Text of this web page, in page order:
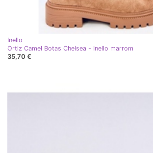
Inello
Ortiz Camel Botas Chelsea - Inello marrom
35,70 €